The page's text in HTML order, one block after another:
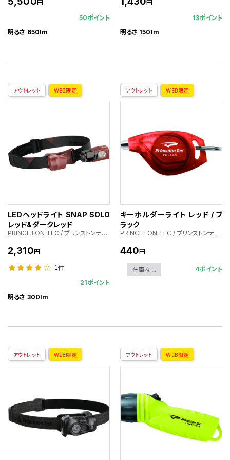
円
50ポイント
明るさ 650lm
円
13ポイント
明るさ 150lm
アウトレット WEB限定
LEDヘッドライト SNAP SOLO
レッド&ダークレッド
PRINCETON TEC / プリンストンテック
2,310円
1件
21ポイント
明るさ 300lm
アウトレット WEB限定
キーホルダーライト レッド / ブ
ラック
PRINCETON TEC / プリンストンテック
440円
在庫なし 4ポイント
アウトレット WEB限定 アウトレット WEB限定